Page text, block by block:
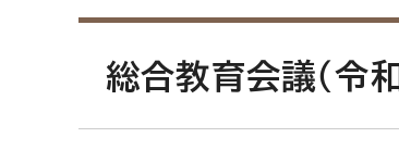
総合教育会議（